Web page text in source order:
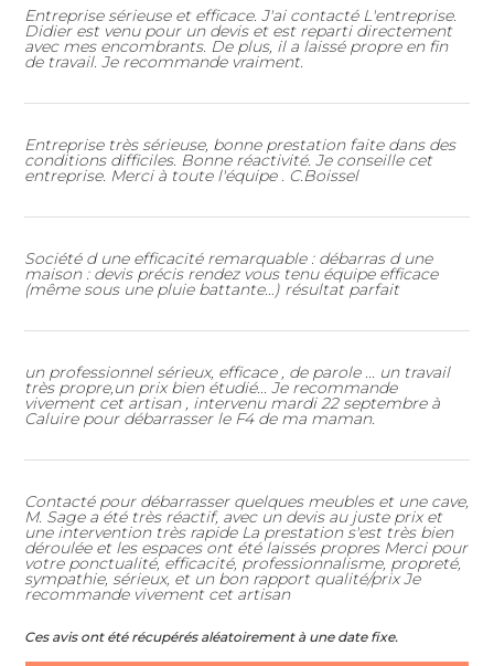
Entreprise sérieuse et efficace. J'ai contacté L'entreprise.
Didier est venu pour un devis et est reparti directement
avec mes encombrants. De plus, il a laissé propre en fin
de travail. Je recommande vraiment.
Entreprise très sérieuse, bonne prestation faite dans des
conditions difficiles. Bonne réactivité. Je conseille cet
entreprise. Merci à toute l'équipe . C.Boissel
Société d une efficacité remarquable : débarras d une
maison : devis précis rendez vous tenu équipe efficace
(même sous une pluie battante…) résultat parfait
un professionnel sérieux, efficace , de parole ... un travail
très propre,un prix bien étudié... Je recommande
vivement cet artisan , intervenu mardi 22 septembre à
Caluire pour débarrasser le F4 de ma maman.
Contacté pour débarrasser quelques meubles et une cave,
M. Sage a été très réactif, avec un devis au juste prix et
une intervention très rapide La prestation s'est très bien
déroulée et les espaces ont été laissés propres Merci pour
votre ponctualité, efficacité, professionnalisme, propreté,
sympathie, sérieux, et un bon rapport qualité/prix Je
recommande vivement cet artisan
Ces avis ont été récupérés aléatoirement à une date fixe.
Quel type de débarras souhaitez-vous ?
DÉBARRAS DE MAISONS ET APPARTEMENTS
D'ENTREPRISES ET DE LOCAUX
Nom & Prénom*
E-mail*